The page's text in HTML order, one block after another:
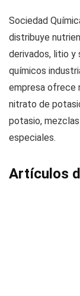
Sociedad
distribuye
derivados, litio y
químicos
empresa ofrece
nitrato de
potasio,
especiales.
Artículos